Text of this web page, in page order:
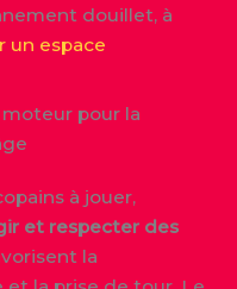
douillet, à
un espace
moteur pour la
à jouer,
et respecter des
la